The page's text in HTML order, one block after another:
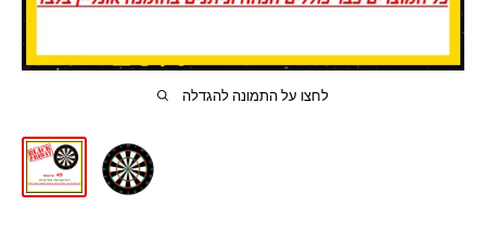
לחצו על התמונה להגדלה